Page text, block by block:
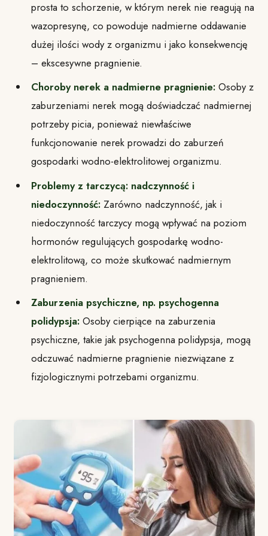
prosta to schorzenie, w którym nerek nie reagują na
wazopresynę, co powoduje nadmierne oddawanie
dużej ilości wody z organizmu i jako konsekwencję
– ekscesywne pragnienie.
Choroby nerek a nadmierne pragnienie: Osoby z
zaburzeniami nerek mogą doświadczać nadmiernej
potrzeby picia, ponieważ niewłaściwe
funkcjonowanie nerek prowadzi do zaburzeń
gospodarki wodno-elektrolitowej organizmu.
Problemy z tarczycą: nadczynność i
niedoczynność: Zarówno nadczynność, jak i
niedoczynność tarczycy mogą wpływać na poziom
hormonów regulujących gospodarkę wodno-
elektrolitową, co może skutkować nadmiernym
pragnieniem.
Zaburzenia psychiczne, np. psychogenna
polidypsja: Osoby cierpiące na zaburzenia
psychiczne, takie jak psychogenna polidypsja, mogą
odczuwać nadmierne pragnienie niezwiązane z
fizjologicznymi potrzebami organizmu.